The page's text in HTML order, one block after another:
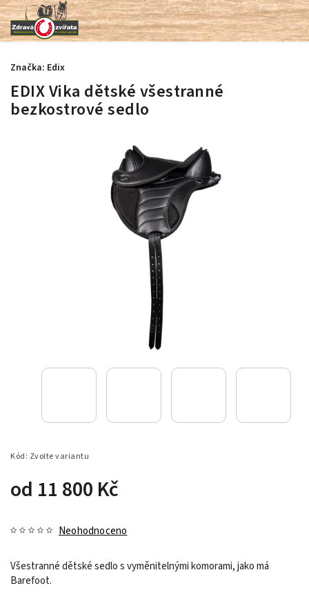
EDIX Vika dětské všestranné
bezkostrové sedlo
Kód: Zvolte variantu
od 11 800 Kč
Neohodnoceno
Všestranné dětské sedlo s vyměnitelnými komorami, jako má
Barefoot.
Značka: Edix